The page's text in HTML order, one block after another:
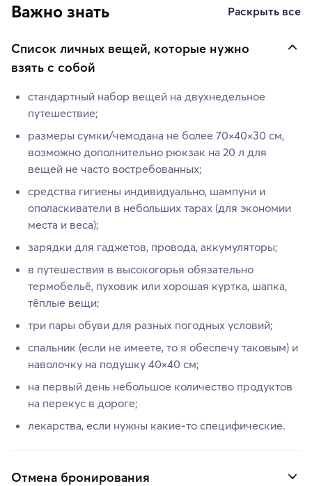
Важно знать Раскрыть все
Список личных вещей, которые нужно
взять с собой
стандартный набор вещей на двухнедельное
путешествие;
размеры сумки/чемодана не более 70×40×30 см,
возможно дополнительно рюкзак на 20 л для
вещей не часто востребованных;
средства гигиены индивидуально, шампуни и
ополаскиватели в небольших тарах (для экономии
места и веса);
зарядки для гаджетов, провода, аккумуляторы;
в путешествия в высокогорья обязательно
термобельё, пуховик или хорошая куртка, шапка,
тёплые вещи;
три пары обуви для разных погодных условий;
спальник (если не имеете, то я обеспечу таковым) и
наволочку на подушку 40×40 см;
на первый день небольшое количество продуктов
на перекус в дороге;
лекарства, если нужны какие-то специфические.
Отмена бронирования